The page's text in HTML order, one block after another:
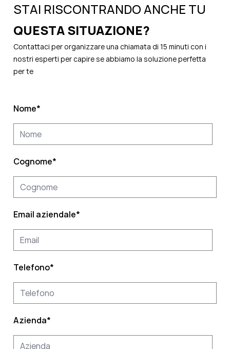
STAI RISCONTRANDO ANCHE TU
QUESTA SITUAZIONE?
Contattaci per organizzare una chiamata di 15 minuti con i
nostri esperti per capire se abbiamo la soluzione perfetta
per te
Nome*
Cognome*
Email aziendale*
Telefono*
Azienda*